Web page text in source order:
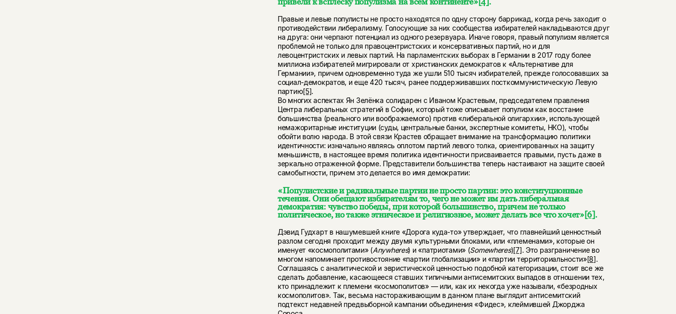
Правые и левые популисты не просто находятся по одну сторону баррикад, когда речь заходит о
противодействии либерализму. Голосующие за них сообщества избирателей накладываются друг
на друга: они черпают потенциал из одного резервуара. Иначе говоря, правый популизм является
проблемой не только для правоцентристских и консервативных партий, но и для
левоцентристских и левых партий. На парламентских выборах в Германии в 2017 году более
миллиона избирателей мигрировали от христианских демократов к «Альтернативе для
Германии», причем одновременно туда же ушли 510 тысяч избирателей, прежде голосовавших за
социал-демократов, и еще 420 тысяч, ранее поддерживавших посткоммунистическую Левую
партию[5].
Во многих аспектах Ян Зелёнка солидарен с Иваном Крастевым, председателем правления
Центра либеральных стратегий в Софии, который тоже описывает популизм как восстание
большинства (реального или воображаемого) против «либеральной олигархии», использующей
немажоритарные институции (суды, центральные банки, экспертные комитеты, НКО), чтобы
обойти волю народа. В этой связи Крастев обращает внимание на трансформацию политики
идентичности: изначально являясь оплотом партий левого толка, ориентированных на защиту
меньшинств, в настоящее время политика идентичности присваивается правыми, пусть даже в
зеркально отраженной форме. Представители большинства теперь настаивают на защите своей
самобытности, причем это делается во имя демократии:
«Популистские и радикальные партии не просто партии: это конституционные
течения. Они обещают избирателям то, чего не может им дать либеральная
демократия: чувство победы, при которой большинство, причем не только
политическое, но также этническое и религиозное, может делать все что хочет» [6].
Дэвид Гудхарт в нашумевшей книге «Дорога куда-то» утверждает, что главнейший ценностный
разлом сегодня проходит между двумя культурными блоками, или «племенами», которые он
именует «космополитами» (Anywheres) и «патриотами» (Somewheres)[7]. Это разграничение во
многом напоминает противостояние «партии глобализации» и «партии территориальности»[8].
Соглашаясь с аналитической и эвристической ценностью подобной категоризации, стоит все же
сделать добавление, касающееся ставших типичными антисемитских выпадов в отношении тех,
кто принадлежит к племени «космополитов» — или, как их некогда уже называли, «безродных
космополитов». Так, весьма настораживающим в данном плане выглядит антисемитский
подтекст недавней предвыборной кампании объединения «Фидес», клеймившей Джорджа